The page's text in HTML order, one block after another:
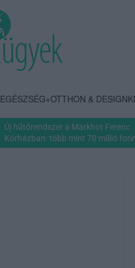
EGÉSZSÉG+OTTHON & DESIGN
Új hűtőrendszer a Markhot Ferenc
Kórházban: több mint 70 millió